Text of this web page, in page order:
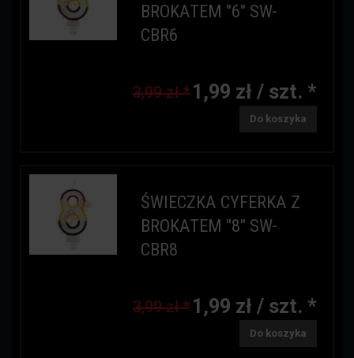
BROKATEM "6" SW-
CBR6
3,99 zł * 1,99 zł / szt. *
Do koszyka
ŚWIECZKA CYFERKA Z
BROKATEM "8" SW-
CBR8
3,99 zł * 1,99 zł / szt. *
Do koszyka